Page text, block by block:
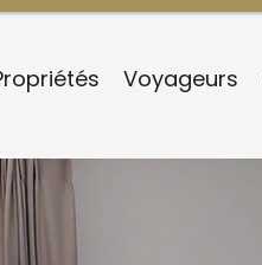
Voyageurs